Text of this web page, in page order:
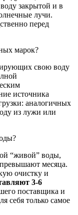
закрытой и в
лучи.
перед
марок?
свою воду
источника
аналогичных
из лужи или
“живой” воды,
месяца.
очистку и
3-6
поставщика и
себя только самое